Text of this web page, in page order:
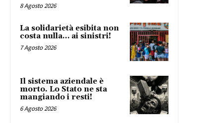
8 Agosto 2026
La solidarietà esibita non
costa nulla… ai sinistri!
7 Agosto 2026
Il sistema aziendale è
morto. Lo Stato ne sta
mangiando i resti!
6 Agosto 2026